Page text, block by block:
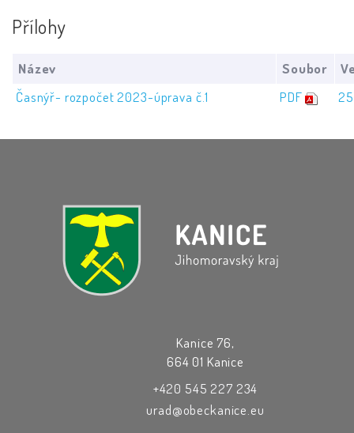
Přílohy
Název Soubor
Časnýř- rozpočet 2023-úprava č.1
PDF
Kanice 76,
664 01 Kanice
+420 545 227 234
urad@obeckanice.eu